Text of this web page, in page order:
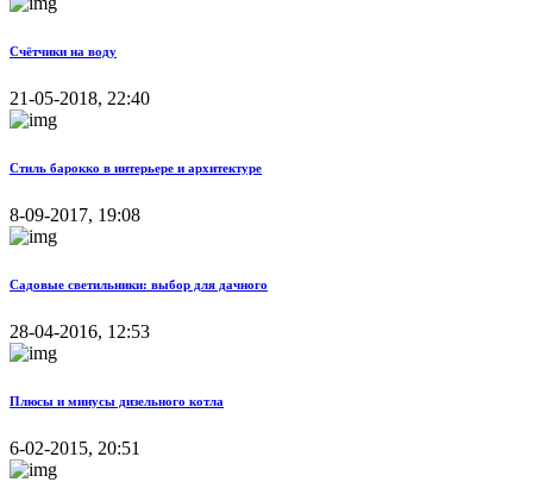
Счётчики на воду
21-05-2018, 22:40
Стиль барокко в интерьере и архитектуре
8-09-2017, 19:08
Садовые светильники: выбор для дачного
28-04-2016, 12:53
Плюсы и минусы дизельного котла
6-02-2015, 20:51